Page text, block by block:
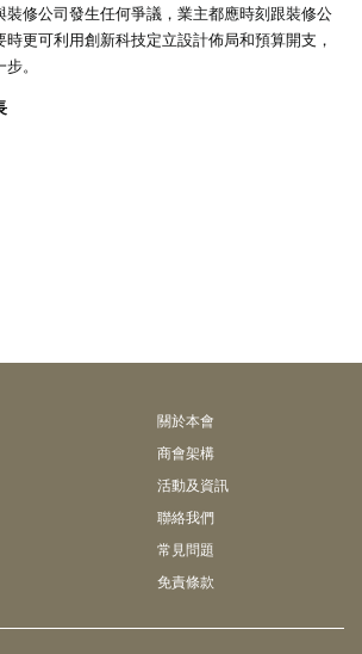
裝修公司發生任何爭議，業主都應時刻跟裝修公
更可利用創新科技定立設計佈局和預算開支，
。
關於本會
商會架構
活動及資訊
聯絡我們
常見問題
免責條款